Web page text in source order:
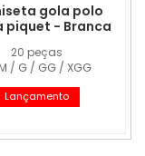
20 peças
/ G / GG / XGG
gola polo
piquet - Branca
Lançamento